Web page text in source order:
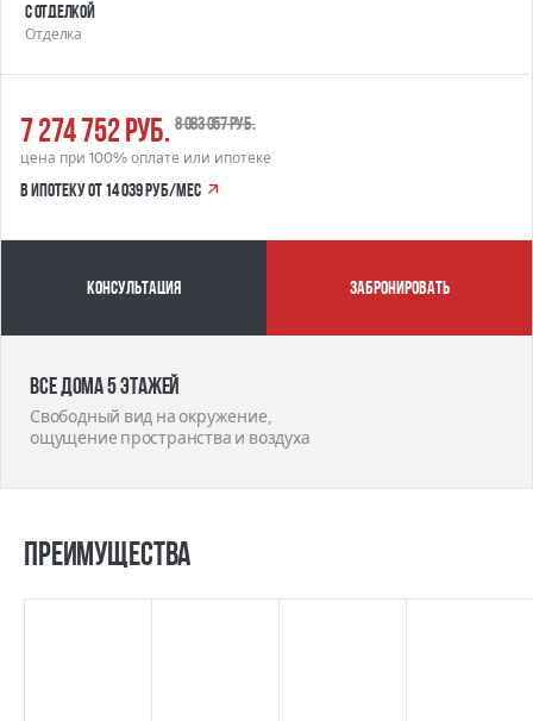
С отделкой
Отделка
7 274 752 руб. 8 083 057 руб.
цена при 100% оплате или ипотеке
в ипотеку от 14 039 руб/мес
Консультация забронировать
Все дома 5 этажей
Свободный вид на окружение,
ощущение пространства и воздуха
Преимущества